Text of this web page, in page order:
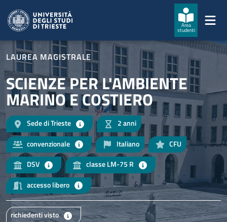
Area
studenti
LAUREA MAGISTRALE
SCIENZE PER L'AMBIENTE
MARINO E COSTIERO
Sede di Trieste
2 anni
convenzionale
Italiano
CFU
DSV
classe LM-75 R
accesso libero
richiedenti visto